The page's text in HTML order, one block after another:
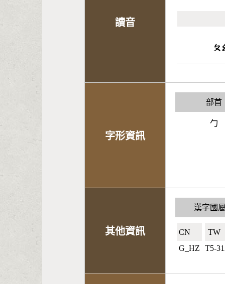
讀音
ㄆ
字形資訊
部首
勹
其他資訊
漢字國
CN🇨🇳
G_HZ
T5-